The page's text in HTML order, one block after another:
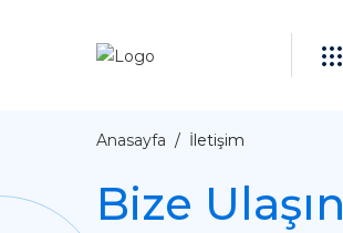
Anasayfa İletişim
Bize Ulaşın